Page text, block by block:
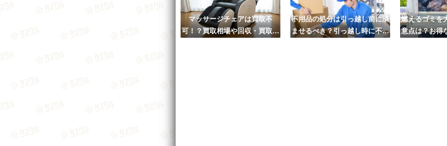
マッサージチェアは買取不
可！？買取相場や回収・買取の
不用品の処分は引っ越し前に済
ませるべき？引っ越し時に不用
燃えるゴミを
意点は？お得